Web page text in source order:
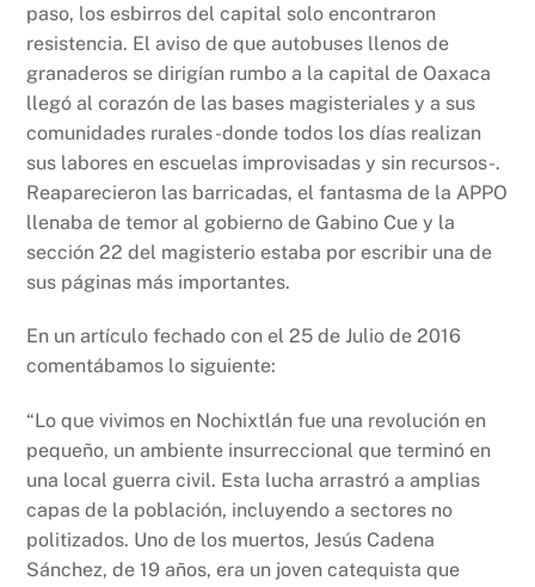
paso, los esbirros del capital solo encontraron
resistencia. El aviso de que autobuses llenos de
granaderos se dirigían rumbo a la capital de Oaxaca
llegó al corazón de las bases magisteriales y a sus
comunidades rurales -donde todos los días realizan
sus labores en escuelas improvisadas y sin recursos-.
Reaparecieron las barricadas, el fantasma de la APPO
llenaba de temor al gobierno de Gabino Cue y la
sección 22 del magisterio estaba por escribir una de
sus páginas más importantes.
En un artículo fechado con el 25 de Julio de 2016
comentábamos lo siguiente:
“Lo que vivimos en Nochixtlán fue una revolución en
pequeño, un ambiente insurreccional que terminó en
una local guerra civil. Esta lucha arrastró a amplias
capas de la población, incluyendo a sectores no
politizados. Uno de los muertos, Jesús Cadena
Sánchez, de 19 años, era un joven catequista que